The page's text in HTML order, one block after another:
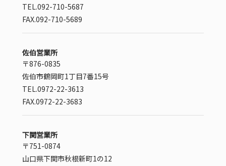
TEL.092-710-5687
FAX.092-710-5689
佐伯営業所
〒876-0835
佐伯市鶴岡町1丁目7番15号
TEL.0972-22-3613
FAX.0972-22-3683
下関営業所
〒751-0874
山口県下関市秋根新町1の12